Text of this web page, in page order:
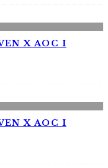
X AOC I
X AOC I